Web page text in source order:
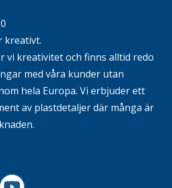
kreativt.
vi kreativitet och finns alltid redo
med våra kunder utan
hela Europa. Vi erbjuder ett
av plastdetaljer där många är